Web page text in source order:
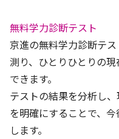
無料学力診断テスト
京進の無料学力診断テ
測り、ひとりひとりの
できます。
テストの結果を分析し
を明確にすることで、
します。